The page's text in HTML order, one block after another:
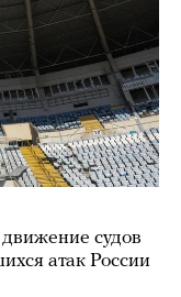
судов
атак России